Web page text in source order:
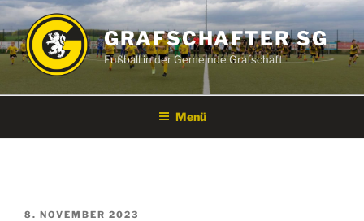
Zum
Inhalt
springen
GRAFSCHAFTER SG
Fußball in der Gemeinde Grafschaft
Menü
VERÖFFENTLICHT
8. NOVEMBER 2023